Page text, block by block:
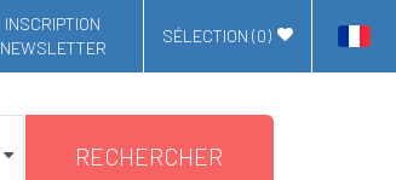
INSCRIPTION
NEWSLETTER
SÉLECTION (0)
RECHERCHER